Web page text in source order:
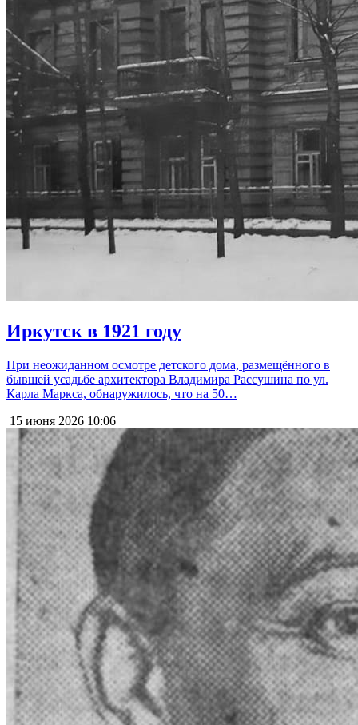
Иркутск в 1921 году
При неожиданном осмотре детского дома, размещённого в
бывшей усадьбе архитектора Владимира Рассушина по ул.
Карла Маркса, обнаружилось, что на 50…
15 июня 2026 10:06